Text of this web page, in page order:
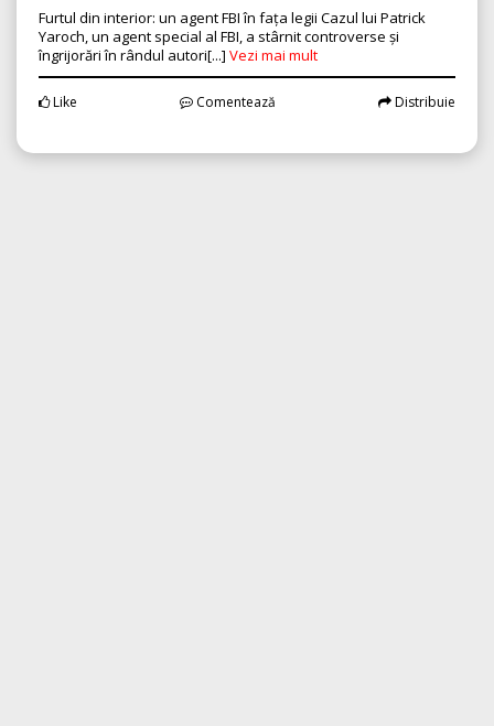
Furtul din interior: un agent FBI în fața legii Cazul lui Patrick
Yaroch, un agent special al FBI, a stârnit controverse și
îngrijorări în rândul autori[...] Vezi mai mult
Like Comentează Distribuie